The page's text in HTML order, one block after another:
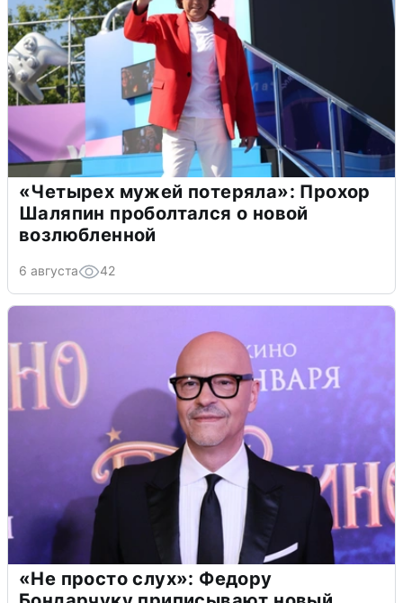
«Четырех мужей потеряла»: Прохор
Шаляпин проболтался о новой
возлюбленной
6 августа 42
«Не просто слух»: Федору